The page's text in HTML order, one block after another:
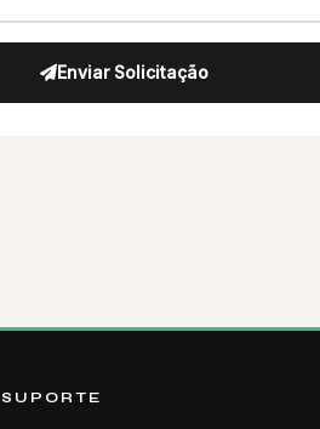
Enviar Solicitação
SUPORTE